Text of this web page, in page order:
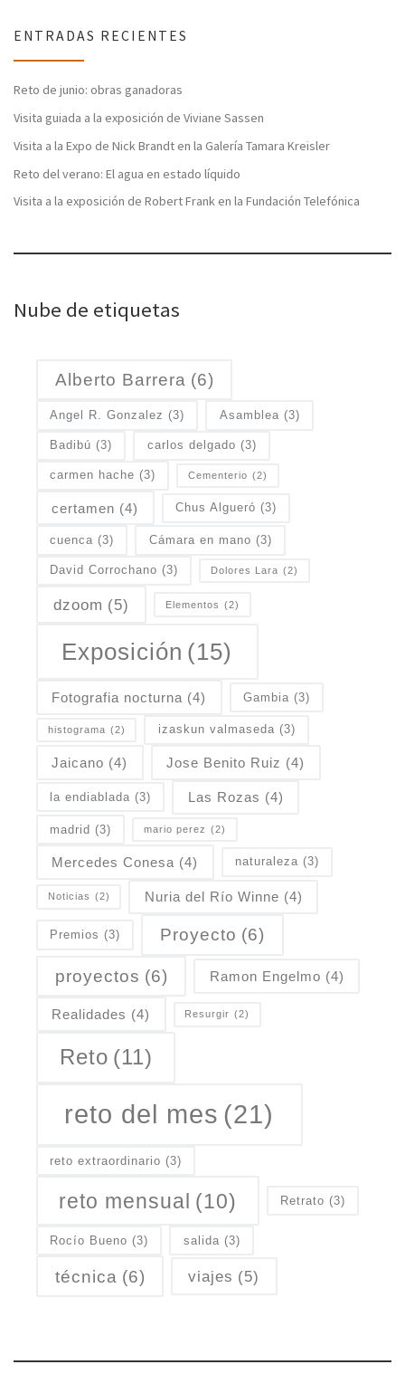
ENTRADAS RECIENTES
Reto de junio: obras ganadoras
Visita guiada a la exposición de Viviane Sassen
Visita a la Expo de Nick Brandt en la Galería Tamara Kreisler
Reto del verano: El agua en estado líquido
Visita a la exposición de Robert Frank en la Fundación Telefónica
Nube de etiquetas
Alberto Barrera (6)
Angel R. Gonzalez (3) Asamblea (3)
Badibú (3) carlos delgado (3)
carmen hache (3) Cementerio (2)
certamen (4) Chus Algueró (3)
cuenca (3) Cámara en mano (3)
David Corrochano (3) Dolores Lara (2)
dzoom (5) Elementos (2)
Exposición (15)
Fotografia nocturna (4) Gambia (3)
histograma (2) izaskun valmaseda (3)
Jaicano (4) Jose Benito Ruiz (4)
la endiablada (3) Las Rozas (4)
madrid (3) mario perez (2)
Mercedes Conesa (4) naturaleza (3)
Noticias (2) Nuria del Río Winne (4)
Premios (3) Proyecto (6)
proyectos (6) Ramon Engelmo (4)
Realidades (4) Resurgir (2)
Reto (11)
reto del mes (21)
reto extraordinario (3)
reto mensual (10) Retrato (3)
Rocío Bueno (3) salida (3)
técnica (6) viajes (5)